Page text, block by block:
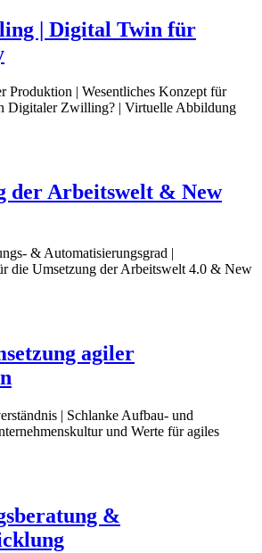
| Digital Twin für
| Wesentliches Konzept für
Digitaler Zwilling? | Virtuelle Abbildung
der Arbeitswelt & New
& Automatisierungsgrad |
die Umsetzung der Arbeitswelt 4.0 & New
agiler
| Schlanke Aufbau- und
und Werte für agiles
&